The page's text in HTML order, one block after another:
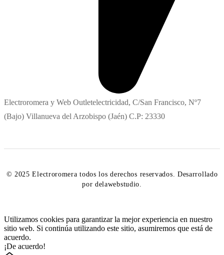
Electroromera y Web Outletelectricidad, C/San Francisco, Nº7
(Bajo) Villanueva del Arzobispo (Jaén) C.P: 23330
© 2025 Electroromera todos los derechos reservados. Desarrollado
por delawebstudio.
Utilizamos cookies para garantizar la mejor experiencia en nuestro
sitio web. Si continúa utilizando este sitio, asumiremos que está de
acuerdo.
¡De acuerdo!